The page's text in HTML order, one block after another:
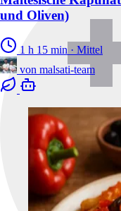
und Oliven)
1 h 15 min · Mittel
von malsati-team